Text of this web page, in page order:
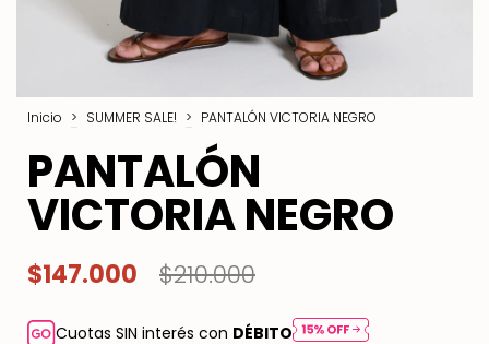
Inicio > SUMMER SALE! > PANTALÓN VICTORIA NEGRO
PANTALÓN
VICTORIA NEGRO
$147.000 $210.000
Cuotas SIN interés con DÉBITO